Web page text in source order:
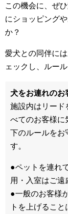
この機会に、ぜ
にショッピング
か？
愛犬との同伴に
ェックし、ルー
犬をお連れのお
施設内はリード
べてのお客様に
下のルールをお
す。
●ペットを連れ
用・入室はご遠
●一般のお客様
トを上げること